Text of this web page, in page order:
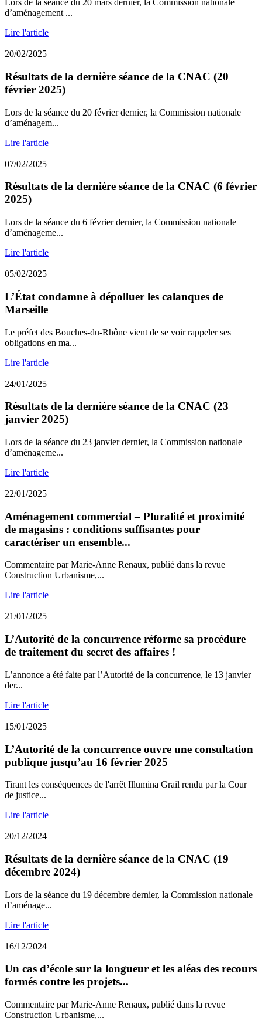
Lors de la séance du 20 mars dernier, la Commission nationale
d’aménagement ...
Lire l'article
20/02/2025
Résultats de la dernière séance de la CNAC (20
février 2025)
Lors de la séance du 20 février dernier, la Commission nationale
d’aménagem...
Lire l'article
07/02/2025
Résultats de la dernière séance de la CNAC (6 février
2025)
Lors de la séance du 6 février dernier, la Commission nationale
d’aménageme...
Lire l'article
05/02/2025
L’État condamne à dépolluer les calanques de
Marseille
Le préfet des Bouches-du-Rhône vient de se voir rappeler ses
obligations en ma...
Lire l'article
24/01/2025
Résultats de la dernière séance de la CNAC (23
janvier 2025)
Lors de la séance du 23 janvier dernier, la Commission nationale
d’aménageme...
Lire l'article
22/01/2025
Aménagement commercial – Pluralité et proximité
de magasins : conditions suffisantes pour
caractériser un ensemble...
Commentaire par Marie-Anne Renaux, publié dans la revue
Construction Urbanisme,...
Lire l'article
21/01/2025
L’Autorité de la concurrence réforme sa procédure
de traitement du secret des affaires !
L’annonce a été faite par l’Autorité de la concurrence, le 13 janvier
der...
Lire l'article
15/01/2025
L’Autorité de la concurrence ouvre une consultation
publique jusqu’au 16 février 2025
Tirant les conséquences de l'arrêt Illumina Grail rendu par la Cour
de justice...
Lire l'article
20/12/2024
Résultats de la dernière séance de la CNAC (19
décembre 2024)
Lors de la séance du 19 décembre dernier, la Commission nationale
d’aménage...
Lire l'article
16/12/2024
Un cas d’école sur la longueur et les aléas des recours
formés contre les projets...
Commentaire par Marie-Anne Renaux, publié dans la revue
Construction Urbanisme,...